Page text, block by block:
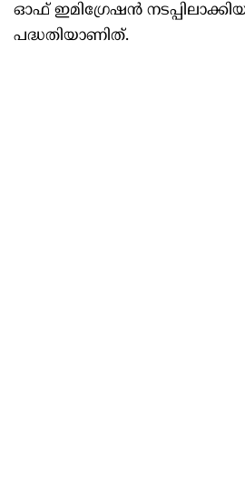
ഓഫ് ഇമിഗ്രേഷൻ
പദ്ധതിയാണിത്.